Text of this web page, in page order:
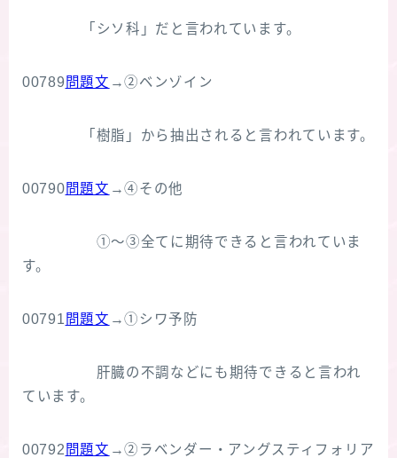
「シソ科」だと言われています。
00789 問題文 →②ベンゾイン
「樹脂」から抽出されると言われています。
00790問題文 →④その他
①～③全てに期待できると言われていま
す。
00791 問題文 →①シワ予防
肝臓の不調などにも期待できると言われ
ています。
00792 問題文 →②ラベンダー・アングスティフォリア